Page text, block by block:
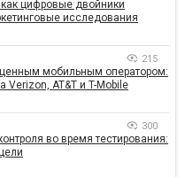
цифровые двойники
исследования
215
мобильным оператором:
Verizon, AT&T и T-Mobile
300
во время тестирования: